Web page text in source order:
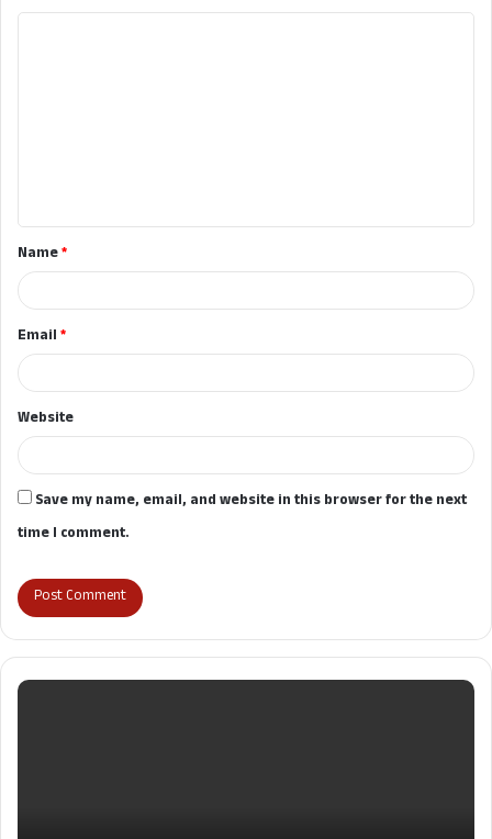
t
*Name*
Email*
Website
Save my name, email, and website in this browser for the next
time I comment.